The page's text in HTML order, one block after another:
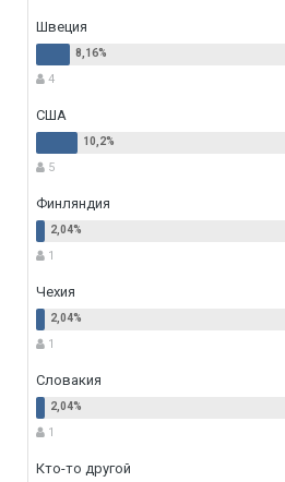
Швеция
4
США
5
Финляндия
1
Чехия
1
Словакия
1
Кто-то другой